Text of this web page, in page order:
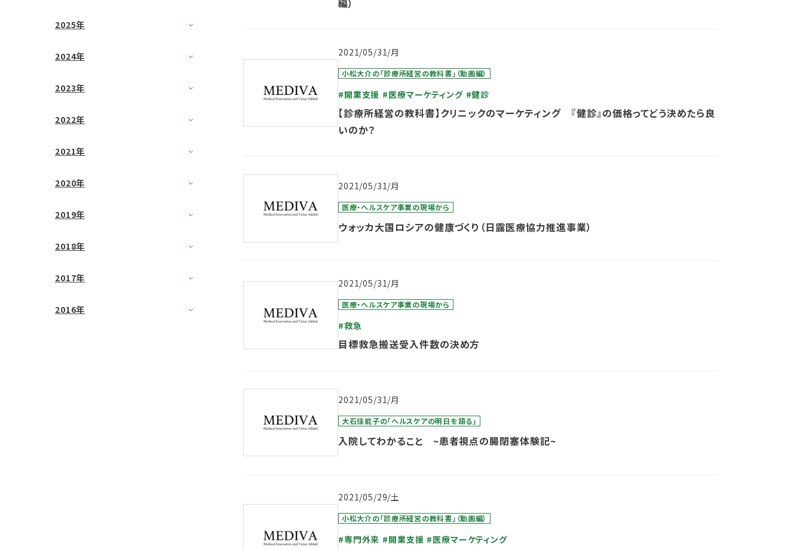
2025年
2024年
2023年
2022年
2021年
2020年
2019年
2018年
2017年
2016年
編）
2021/05/31/月
小松大介の「診療所経営の教科書」（動画編）
#開業支援 #医療マーケティング #健診
【診療所経営の教科書】クリニックのマーケティング 『健診』の価格ってどう決めたら良
いのか？
2021/05/31/月
医療・ヘルスケア事業の現場から
ウォッカ大国ロシアの健康づくり（日露医療協力推進事業）
2021/05/31/月
医療・ヘルスケア事業の現場から
#救急
目標救急搬送受入件数の決め方
2021/05/31/月
大石佳能子の「ヘルスケアの明日を語る」
入院してわかること ~患者視点の腸閉塞体験記~
2021/05/29/土
小松大介の「診療所経営の教科書」（動画編）
#専門外来 #開業支援 #医療マーケティング